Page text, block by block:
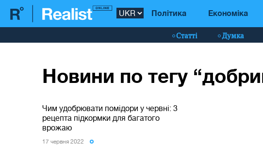
Політика Економіка
Статті Думка
Новини по тегу
Чим удобрювати помідори у червні: 3
рецепта підкормки для багатого
врожаю
17 червня 2022